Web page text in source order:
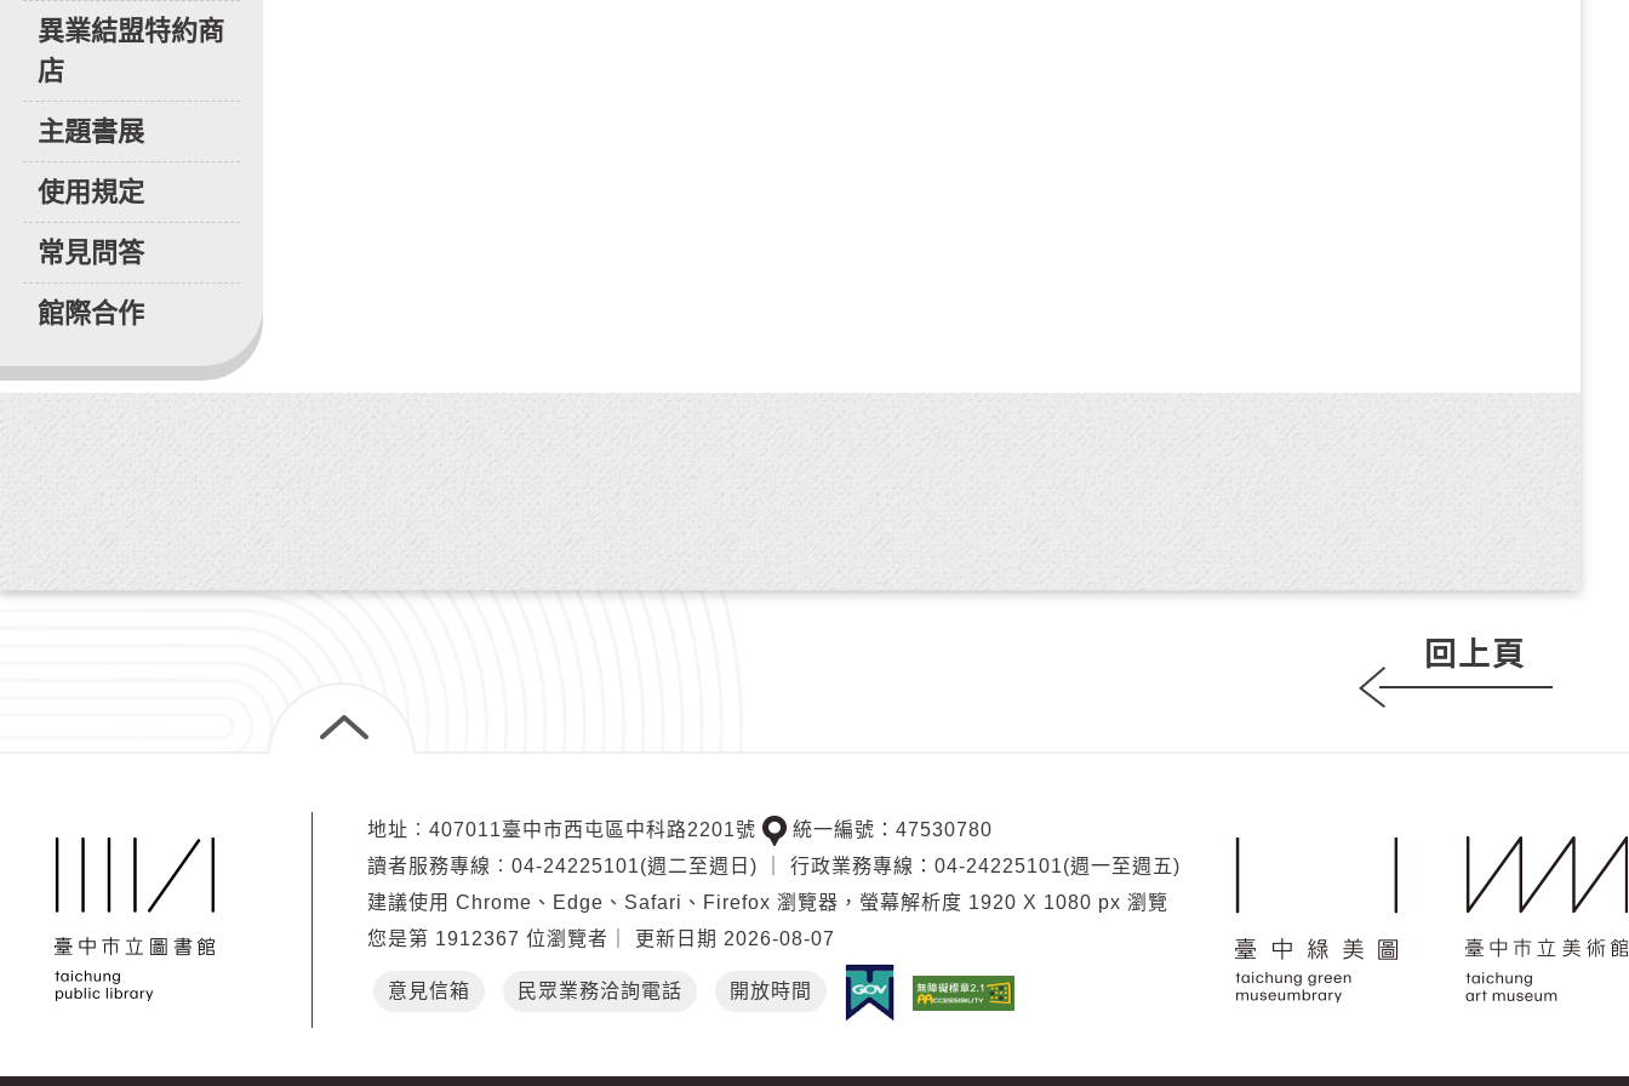
異業結盟特約商
店
主題書展
使用規定
常見問答
館際合作
回上頁
地址︰407011臺中市西屯區中科路2201號 交
位
置
統一編號：47530780
讀者服務專線︰04-24225101(週二至週日)
行政業務專線：04-24225101(週一至週五)
建議使用 Chrome、Edge、Safari、Firefox 瀏覽器，螢幕解析度 1920 X 1080 px 瀏覽
您是第 1912367 位瀏覽者 更新日期 2026-08-07
意見信箱 民眾業務洽詢電話 開放時間